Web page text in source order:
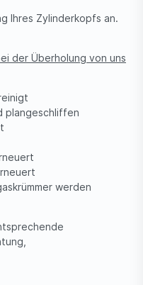
Ihres Zylinderkopfs an.
der Überholung von uns
plangeschliffen
werden